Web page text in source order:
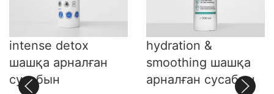
intense detox
шашқа арналған
сусабын
hydration &
smoothing шашқа
арналған сусабын